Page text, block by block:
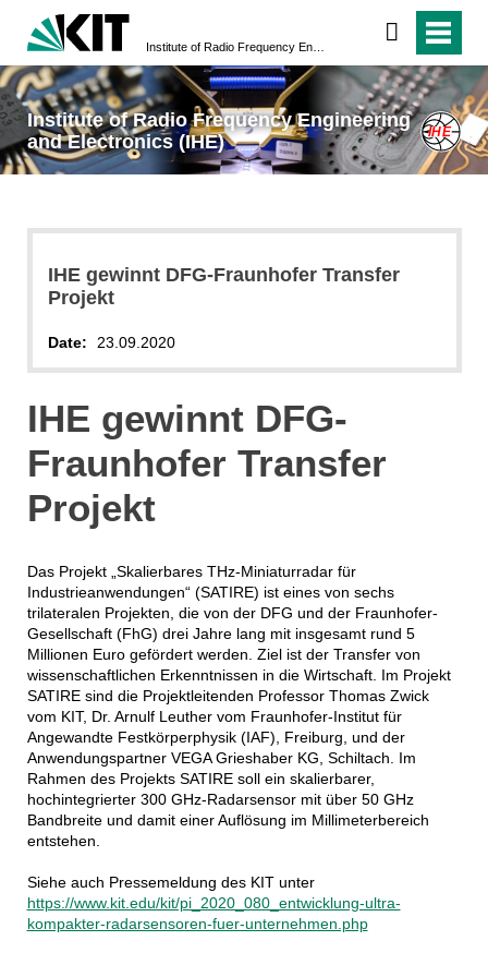
Institute of Radio Frequency Engineering
and Electronics (IHE)
IHE gewinnt DFG-Fraunhofer Transfer
Projekt
Date: 23.09.2020
IHE gewinnt DFG-
Fraunhofer Transfer
Projekt
Das Projekt „Skalierbares THz-Miniaturradar für
Industrieanwendungen“ (SATIRE) ist eines von sechs
trilateralen Projekten, die von der DFG und der Fraunhofer-
Gesellschaft (FhG) drei Jahre lang mit insgesamt rund 5
Millionen Euro gefördert werden. Ziel ist der Transfer von
wissenschaftlichen Erkenntnissen in die Wirtschaft. Im Projekt
SATIRE sind die Projektleitenden Professor Thomas Zwick
vom KIT, Dr. Arnulf Leuther vom Fraunhofer-Institut für
Angewandte Festkörperphysik (IAF), Freiburg, und der
Anwendungspartner VEGA Grieshaber KG, Schiltach. Im
Rahmen des Projekts SATIRE soll ein skalierbarer,
hochintegrierter 300 GHz-Radarsensor mit über 50 GHz
Bandbreite und damit einer Auflösung im Millimeterbereich
entstehen.
Siehe auch Pressemeldung des KIT unter
https://www.kit.edu/kit/pi_2020_080_entwicklung-ultra-
kompakter-radarsensoren-fuer-unternehmen.php